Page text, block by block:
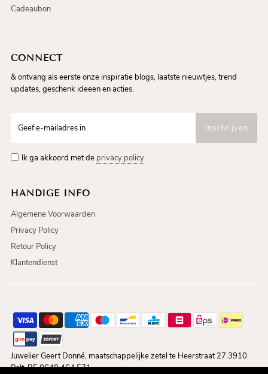
Cadeaubon
CONNECT
& ontvang als eerste onze inspiratie blogs, laatste nieuwtjes, trend
updates, geschenk ideeen en acties.
Ik ga akkoord met de privacy policy
HANDIGE INFO
Algemene Voorwaarden
Privacy Policy
Retour Policy
Klantendienst
Juwelier Geert Donné, maatschappelijke zetel te Heerstraat 27 3910
Pelt, BE 0640.464.571.